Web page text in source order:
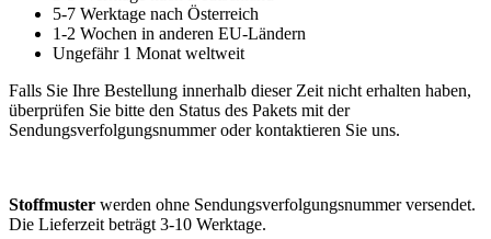
5-7 Werktage nach Österreich
1-2 Wochen in anderen EU-Ländern
Ungefähr 1 Monat weltweit
Falls Sie Ihre Bestellung innerhalb dieser Zeit nicht erhalten haben,
überprüfen Sie bitte den Status des Pakets mit der
Sendungsverfolgungsnummer oder kontaktieren Sie uns.
Stoffmuster werden ohne Sendungsverfolgungsnummer versendet.
Die Lieferzeit beträgt 3-10 Werktage.